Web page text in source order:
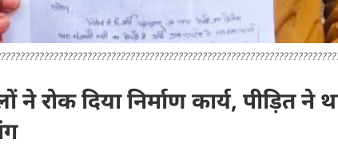
ने रोक दिया निर्माण कार्य, पीड़ित ने